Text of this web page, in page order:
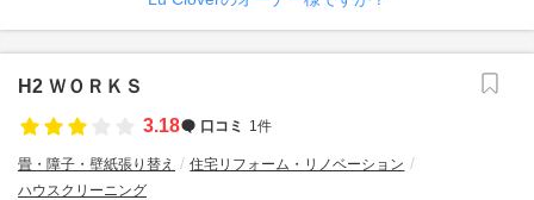
H2 ＷＯＲＫＳ
3.18
口コミ 1件
畳・障子・壁紙張り替え
住宅リフォーム・リノベーション
ハウスクリーニング